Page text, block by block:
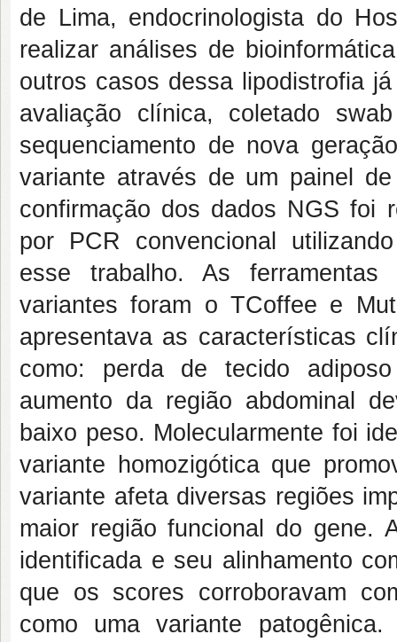
de Lima, endocrinologista do
realizar análises de
outros casos dessa lipodistrofia
avaliação clínica, coletado
sequenciamento de nova
variante através de um painel
confirmação dos dados NGS foi
por PCR convencional
esse trabalho. As ferramentas
variantes foram o TCoffee e
apresentava as características
como: perda de tecido
aumento da região abdominal
baixo peso. Molecularmente foi
variante homozigótica que
variante afeta diversas regiões
maior região funcional do gene.
identificada e seu alinhamento
que os scores corroboravam
como uma variante